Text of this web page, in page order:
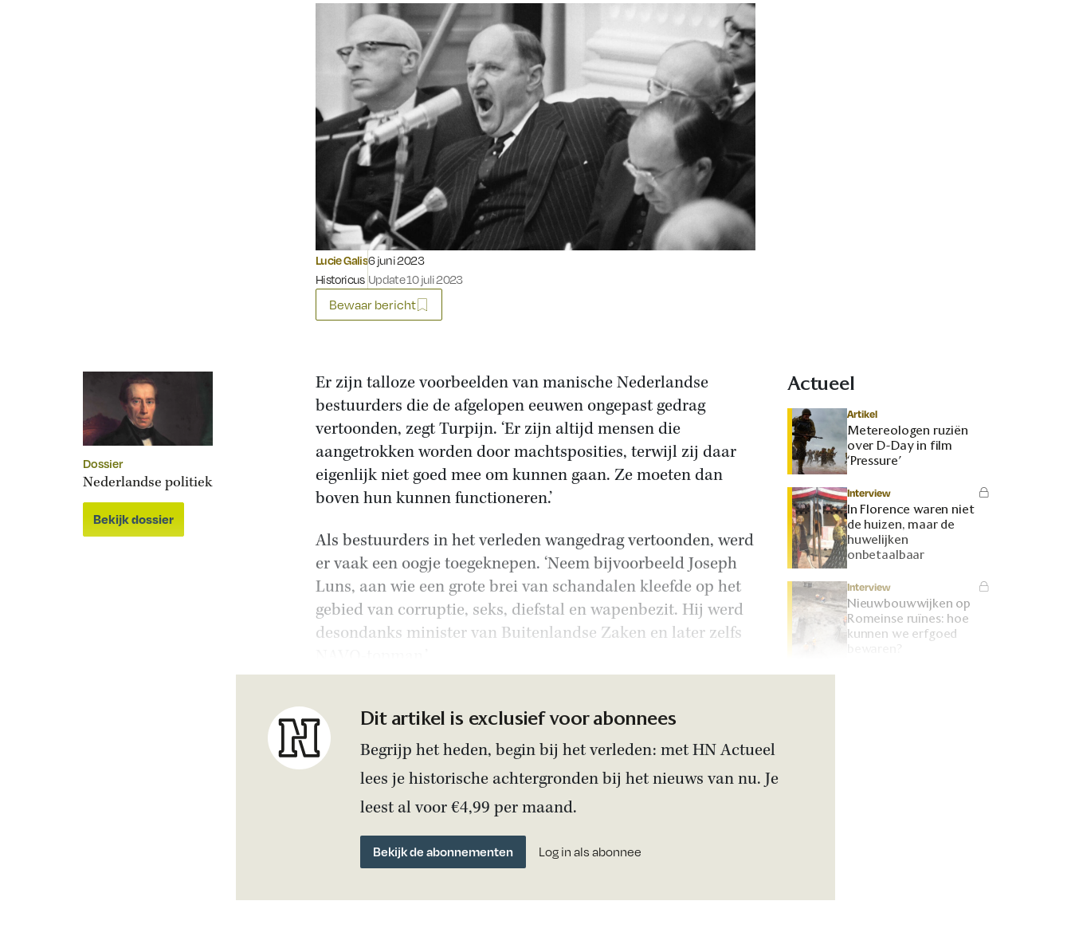
Lucie Galis
Historicus
Gepubliceerd op:
6 juni 2023
Update 10 juli 2023
Bewaar bericht
Dossier
Nederlandse politiek
Bekijk dossier
Er zijn talloze voorbeelden van manische Nederlandse
bestuurders die de afgelopen eeuwen ongepast gedrag
vertoonden, zegt Turpijn. ‘Er zijn altijd mensen die
aangetrokken worden door machtsposities, terwijl zij daar
eigenlijk niet goed mee om kunnen gaan. Ze moeten dan
boven hun kunnen functioneren.’
Als bestuurders in het verleden wangedrag vertoonden, werd
er vaak een oogje toegeknepen. ‘Neem bijvoorbeeld Joseph
Luns, aan wie een grote brei van schandalen kleefde op het
gebied van corruptie, seks, diefstal en wapenbezit. Hij werd
desondanks minister van Buitenlandse Zaken en later zelfs
Dit artikel is exclusief voor abonnees
Begrijp het heden, begin bij het verleden: met HN Actueel
lees je historische achtergronden bij het nieuws van nu. Je
leest al voor €4,99 per maand.
Bekijk de abonnementen Log in als abonnee
Actueel
Artikel
Metereologen ruziën
over D-Day in film
‘Pressure’
Interview
In Florence waren niet
de huizen, maar de
huwelijken
onbetaalbaar
Interview
Nieuwbouwwijken op
Romeinse ruïnes: hoe
kunnen we erfgoed